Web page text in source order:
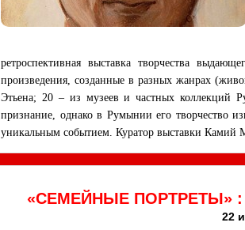
ретроспективная выставка творчества
произведения, созданные в разных жанрах
Этьена; 20 – из музеев и частных коллекций
признание, однако в Румынии его творчество
уникальным событием. Куратор выставки Камий
«СЕМЕЙНЫЕ ПОРТРЕТЫ»
22